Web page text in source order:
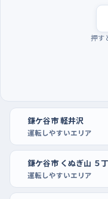
り合いの判断を自分で
間隔が空くまで待つほ
朝の早い時間に走
鎌ヶ谷やイオンの
夕方は帰宅の車と買い
えるので、練習には向
で、日が昇ってすぐの
きる。曜日でいえば火
押す
鎌ケ谷市 軽井沢
運転しやすいエリア
鎌ケ谷市 くぬぎ山 ５
運転しやすいエリア